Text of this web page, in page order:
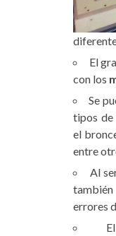
El
con los
Se
tipos de
el
entre
Al
errores